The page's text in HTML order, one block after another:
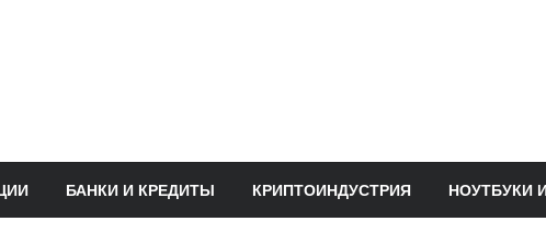
БАНКИ И КРЕДИТЫ КРИПТОИНДУСТРИЯ НОУТБУКИ